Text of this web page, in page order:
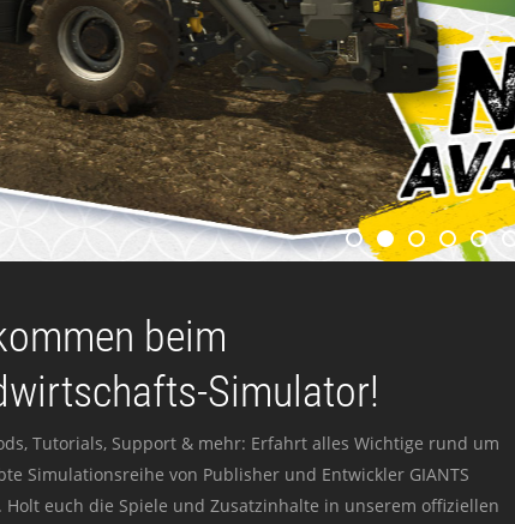
beim
Simulator!
Tutorials, Support & mehr: Erfahrt alles Wichtige rund um
Simulationsreihe von Publisher und Entwickler GIANTS
Holt euch die Spiele und Zusatzinhalte in unserem offiziellen